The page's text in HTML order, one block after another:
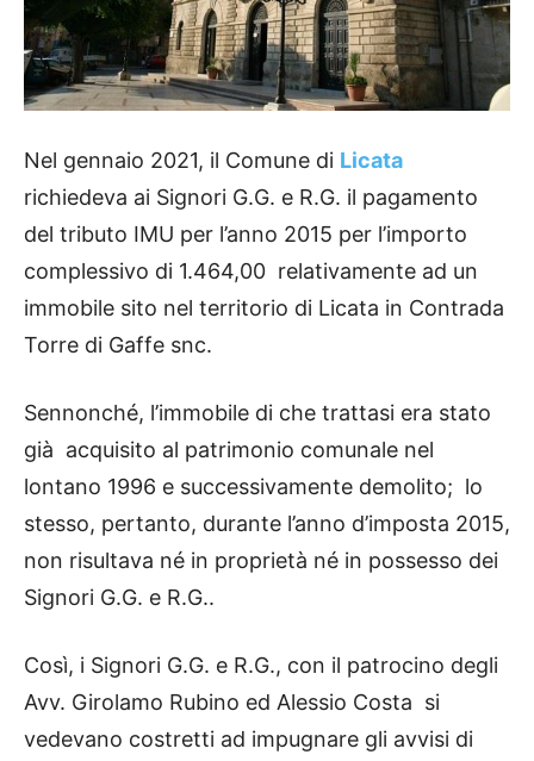
Nel gennaio 2021, il Comune di Licata
richiedeva ai Signori G.G. e R.G. il pagamento
del tributo IMU per l’anno 2015 per l’importo
complessivo di 1.464,00 relativamente ad un
immobile sito nel territorio di Licata in Contrada
Torre di Gaffe snc.
Sennonché, l’immobile di che trattasi era stato
già acquisito al patrimonio comunale nel
lontano 1996 e successivamente demolito; lo
stesso, pertanto, durante l’anno d’imposta 2015,
non risultava né in proprietà né in possesso dei
Signori G.G. e R.G..
Così, i Signori G.G. e R.G., con il patrocino degli
Avv. Girolamo Rubino ed Alessio Costa si
vedevano costretti ad impugnare gli avvisi di